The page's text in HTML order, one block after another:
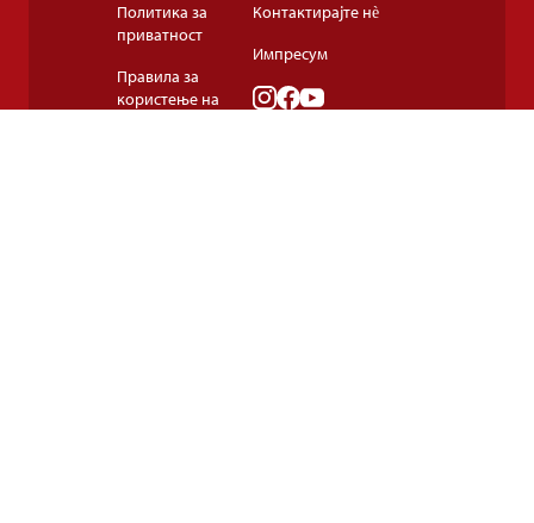
Политика за
приватност
Правила за
користење на
Контактирајте нè
Импресум